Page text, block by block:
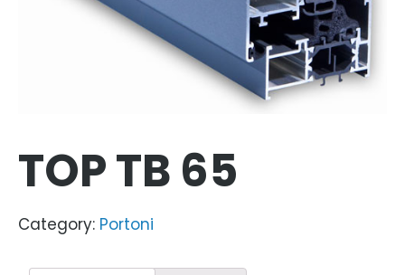
TOP TB 65
Category: Portoni